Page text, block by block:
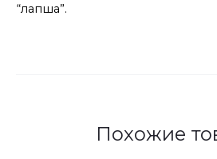
“лапша”.
Похожие